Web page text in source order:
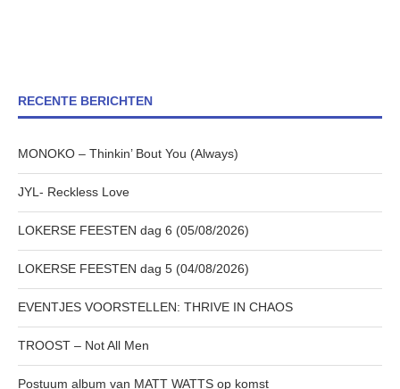
RECENTE BERICHTEN
MONOKO – Thinkin’ Bout You (Always)
JYL- Reckless Love
LOKERSE FEESTEN dag 6 (05/08/2026)
LOKERSE FEESTEN dag 5 (04/08/2026)
EVENTJES VOORSTELLEN: THRIVE IN CHAOS
TROOST – Not All Men
Postuum album van MATT WATTS op komst